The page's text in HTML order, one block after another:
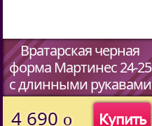
Вратарская черная
форма Мартинес 24-25
c длинными рукавами
Купить
4 690 o